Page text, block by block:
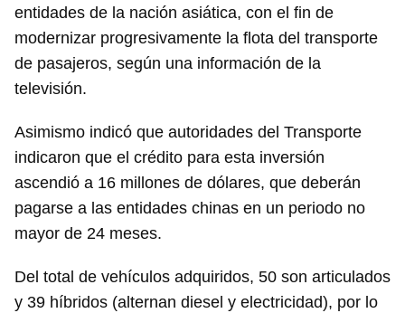
entidades de la nación asiática, con el fin de
modernizar progresivamente la flota del transporte
de pasajeros, según una información de la
televisión.
Asimismo indicó que autoridades del Transporte
indicaron que el crédito para esta inversión
ascendió a 16 millones de dólares, que deberán
pagarse a las entidades chinas en un periodo no
mayor de 24 meses.
Del total de vehículos adquiridos, 50 son articulados
y 39 híbridos (alternan diesel y electricidad), por lo